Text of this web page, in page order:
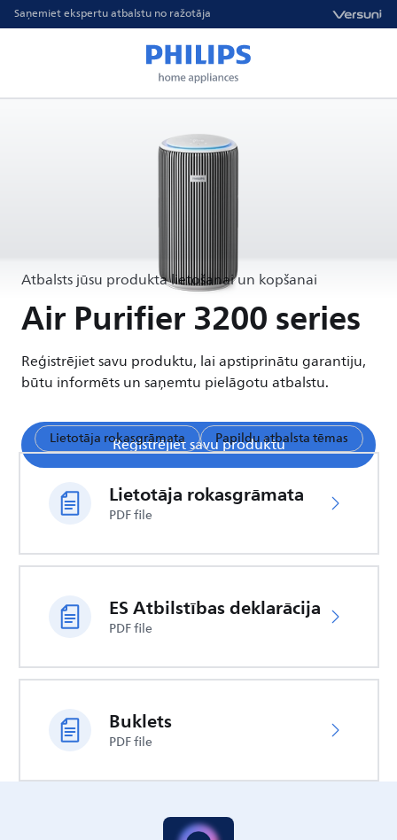
Saņemiet ekspertu atbalstu no ražotāja
Atbalsts jūsu produkta lietošanai un kopšanai
Air Purifier 3200 series
Reģistrējiet savu produktu, lai apstiprinātu garantiju,
būtu informēts un saņemtu pielāgotu atbalstu.
Reģistrējiet savu produktu
Lietotāja rokasgrāmata Papildu atbalsta tēmas
Lietotāja rokasgrāmata
PDF file
ES Atbilstības deklarācija
PDF file
Buklets
PDF file